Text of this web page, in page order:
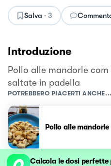
Salva · 3
Introduzione
Pollo alle mandorle com
saltate in padella
POTREBBERO PIACERTI ANCHE...
Pollo alle mandorle
Calcola le dosi perfette